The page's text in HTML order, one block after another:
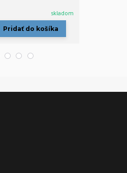
skladom
Pridať do košíka